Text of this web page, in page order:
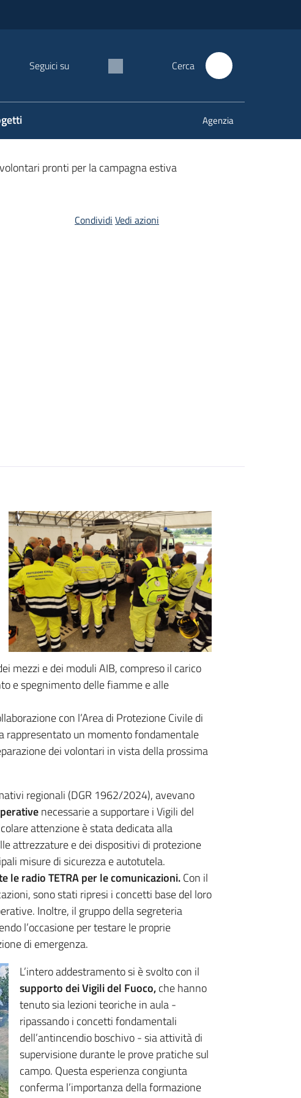
Seguici su Cerca
Agenzia
pronti per la campagna estiva
Condividi Vedi azioni
mezzi e dei moduli AIB, compreso il carico
e spegnimento delle fiamme e alle
con l’Area di Protezione Civile di
rappresentato un momento fondamentale
dei volontari in vista della prossima
regionali (DGR 1962/2024), avevano
necessarie a supportare i Vigili del
attenzione è stata dedicata alla
attrezzature e dei dispositivi di protezione
misure di sicurezza e autotutela.
le radio TETRA per le comunicazioni.Con il
sono stati ripresi i concetti base del loro
Inoltre, il gruppo della segreteria
l’occasione per testare le proprie
di emergenza.
L’intero addestramento si è svolto con il
supporto dei Vigili del Fuoco,che hanno
tenuto sia lezioni teoriche in aula -
ripassando i concetti fondamentali
dell’antincendio boschivo - sia attività di
supervisione durante le prove pratiche sul
campo. Questa esperienza congiunta
conferma l’importanza della formazione